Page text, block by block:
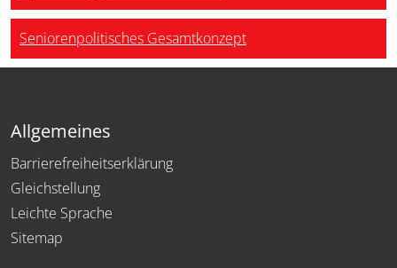
Seniorenpolitisches Gesamtkonzept
Allgemeines
Barrierefreiheitserklärung
Gleichstellung
Leichte Sprache
Sitemap